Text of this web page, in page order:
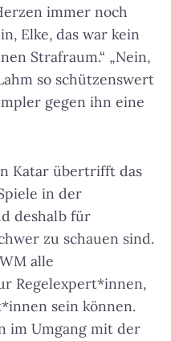
immer noch
Elke, das war kein
Strafraum.“ „Nein,
so schützenswert
gegen ihn eine
Katar übertrifft das
in der
deshalb für
zu schauen sind.
alle
Regelexpert*innen,
sein können.
im Umgang mit der